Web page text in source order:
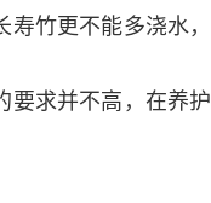
寿竹更不能多浇水
要求并不高，在养